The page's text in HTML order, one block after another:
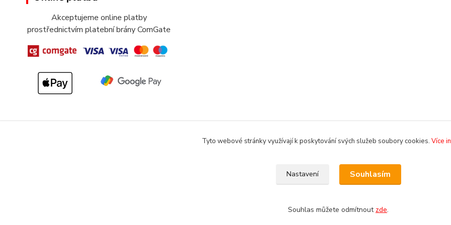
Akceptujeme online platby
prostřednictvím platební brány ComGate
Tyto webové stránky využívají k poskytování svých služeb soubory cookies. Více
Nastavení Souhlasím
Souhlas můžete odmítnout zde.